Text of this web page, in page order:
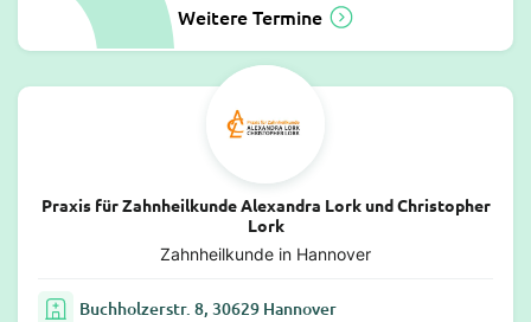
Weitere Termine
Praxis für Zahnheilkunde Alexandra Lork und Christopher
Lork
Zahnheilkunde in Hannover
Buchholzerstr. 8, 30629 Hannover